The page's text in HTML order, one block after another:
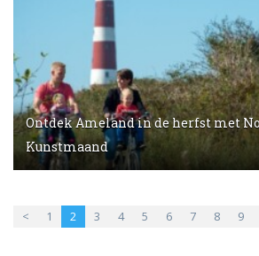
Ontdek Ameland in de herfst met
Kunstmaand
< 1 2 3 4 5 6 7 8 9